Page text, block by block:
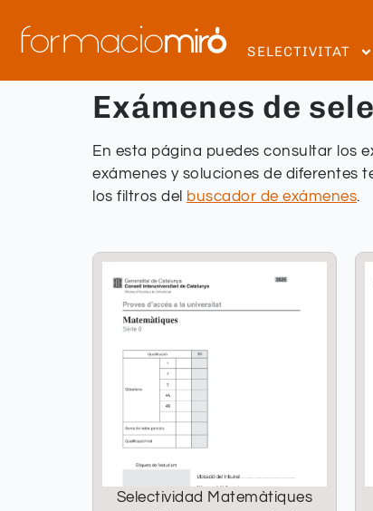
SELECTIVITAT
Exámenes de
En esta página puedes consultar los
exámenes y soluciones de diferentes
los filtros del buscador de exámenes.
Selectividad Matemàtiques